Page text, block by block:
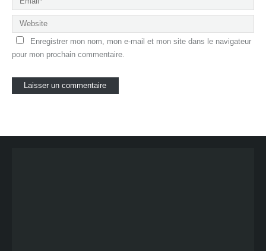
Enregistrer mon nom, mon e-mail et mon site dans le navigateur
pour mon prochain commentaire.